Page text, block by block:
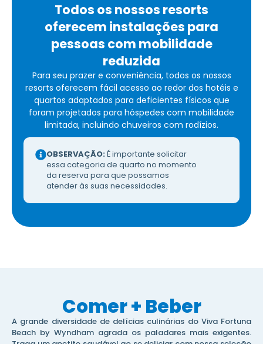
Todos os nossos resorts
oferecem instalações para
pessoas com mobilidade
reduzida
Para seu prazer e conveniência, todos os nossos
resorts oferecem fácil acesso ao redor dos hotéis e
quartos adaptados para deficientes físicos que
foram projetados para hóspedes com mobilidade
limitada, incluindo chuveiros com rodízios.
OBSERVAÇÃO:É importante solicitar
essa categoria de quarto no momento
da reserva para que possamos
atender às suas necessidades.
Comer + Beber
A grande diversidade de delícias culinárias do Viva Fortuna
Beach by Wyndham agrada os paladares mais exigentes.